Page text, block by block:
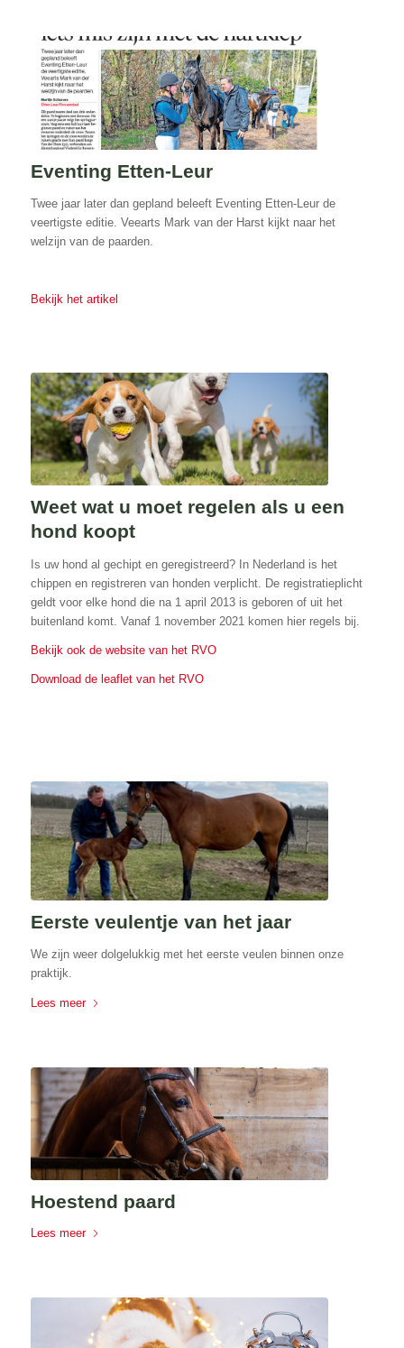
Eventing Etten-Leur
Twee jaar later dan gepland beleeft Eventing Etten-Leur de
veertigste editie. Veearts Mark van der Harst kijkt naar het
welzijn van de paarden.
Bekijk het artikel
Weet wat u moet regelen als u een
hond koopt
Is uw hond al gechipt en geregistreerd? In Nederland is het
chippen en registreren van honden verplicht. De registratieplicht
geldt voor elke hond die na 1 april 2013 is geboren of uit het
buitenland komt. Vanaf 1 november 2021 komen hier regels bij.
Bekijk ook de website van het RVO
Download de leaflet van het RVO
Eerste veulentje van het jaar
We zijn weer dolgelukkig met het eerste veulen binnen onze
praktijk.
Lees meer
Hoestend paard
Lees meer